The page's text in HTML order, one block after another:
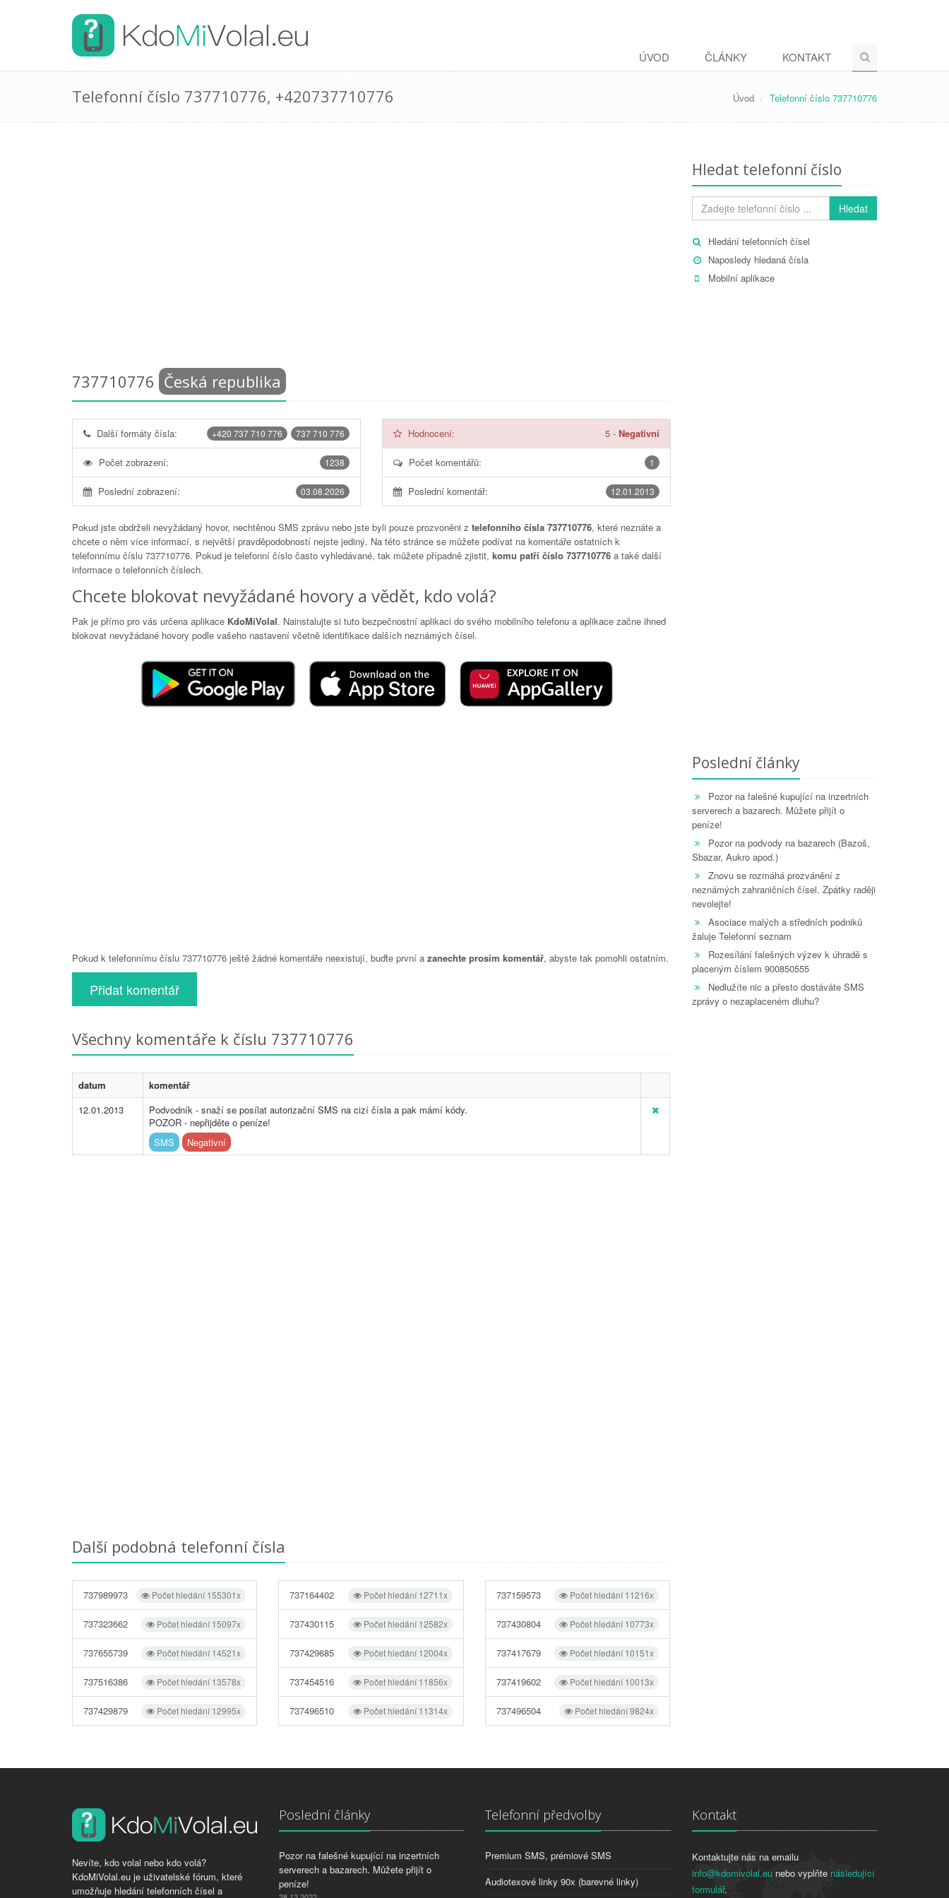
ÚVOD ČLÁNKY KONTAKT
Telefonní číslo 737710776, +420737710776 Úvod Telefonní číslo 737710776
737710776 Česká republika
737 710 776
+420 737 710 776
Další formáty čísla:
1238
Počet zobrazení:
03.08.2026
Poslední zobrazení:
Hodnocení: 5- Negativní
1
Počet komentářů:
12.01.2013
Poslední komentář:
Pokud jste obdrželi nevyžádaný hovor, nechtěnou SMS zprávu nebo jste byli pouze prozvoněni z telefonního čísla 737710776, které neznáte a
chcete o něm více informací, s největší pravděpodobností nejste jediný. Na této stránce se můžete podívat na komentáře ostatních k
telefonnímu číslu 737710776. Pokud je telefonní číslo často vyhledávané, tak můžete případně zjistit, komu patří číslo 737710776 a také další
informace o telefonních číslech.
Chcete blokovat nevyžádané hovory a vědět, kdo volá?
Pak je přímo pro vás určena aplikace KdoMiVolal. Nainstalujte si tuto bezpečnostní aplikaci do svého mobilního telefonu a aplikace začne ihned
blokovat nevyžádané hovory podle vašeho nastavení včetně identifikace dalších neznámých čísel.
Pokud k telefonnímu číslu 737710776 ještě žádné komentáře neexistují, buďte první a zanechte prosím komentář, abyste tak pomohli ostatním.
Přidat komentář
Všechny komentáře k číslu 737710776
datum
komentář
12.01.2013
Podvodník - snaží se posílat autorizační SMS na cizí čísla a pak mámí kódy.
POZOR - nepřijděte o peníze!
SMS
Negativní
Další podobná telefonní čísla
Počet hledání 155301x
737989973
Počet hledání 15097x
737323662
Počet hledání 14521x
737655739
Počet hledání 13578x
737516386
Počet hledání 12995x
737429879
Počet hledání 12711x
737164402
Počet hledání 12582x
737430115
Počet hledání 12004x
737429685
Počet hledání 11856x
737454516
Počet hledání 11314x
737496510
Počet hledání 11216x
737159573
Počet hledání 10773x
737430804
Počet hledání 10151x
737417679
Počet hledání 10013x
737419602
Počet hledání 9824x
737496504
Hledat telefonní číslo
Hledat
Hledání telefonních čísel
Naposledy hledaná čísla
Mobilní aplikace
Poslední články
Pozor na falešné kupující na inzertních
serverech a bazarech. Můžete přijít o
peníze!
Pozor na podvody na bazarech (Bazoš,
Sbazar, Aukro apod.)
Znovu se rozmáhá prozvánění z
neznámých zahraničních čísel. Zpátky raději
nevolejte!
Asociace malých a středních podniků
žaluje Telefonní seznam
Rozesílání falešných výzev k úhradě s
placeným číslem 900850555
Nedlužíte nic a přesto dostáváte SMS
zprávy o nezaplaceném dluhu?
Nevíte, kdo volal nebo kdo volá?
KdoMiVolal.eu je uživatelské fórum, které
umožňuje hledání telefonních čísel a
Poslední články
Pozor na falešné kupující na inzertních
serverech a bazarech. Můžete přijít o
peníze!
Telefonní předvolby
Premium SMS, prémiové SMS
Audiotexové linky 90x (barevné linky)
Kontakt
Kontaktujte nás na emailu
info@kdomivolal.eunebo vyplňte následující
formulář.